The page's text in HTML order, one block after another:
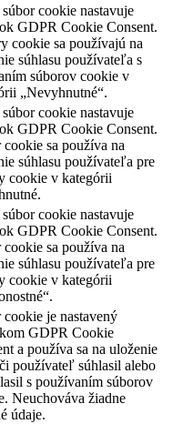
cookie nastavuje
GDPR Cookie Consent.
cookie sa používajú na
súhlasu používateľa s
súborov cookie v
„Nevyhnutné“.
cookie nastavuje
GDPR Cookie Consent.
cookie sa používa na
súhlasu používateľa pre
cookie v kategórii
cookie nastavuje
GDPR Cookie Consent.
cookie sa používa na
súhlasu používateľa pre
cookie v kategórii
cookie je nastavený
GDPR Cookie
a používa sa na uloženie
používateľ súhlasil alebo
s používaním súborov
Neuchováva žiadne
údaje.